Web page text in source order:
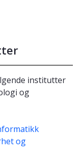
institutter
og
og